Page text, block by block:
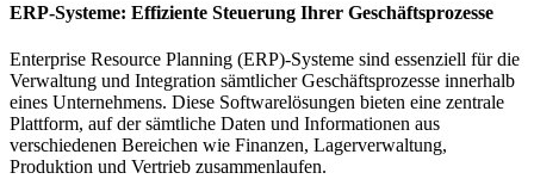
ERP-Systeme: Effiziente Steuerung Ihrer Geschäftsprozesse
Enterprise Resource Planning (ERP)-Systeme sind essenziell für die
Verwaltung und Integration sämtlicher Geschäftsprozesse innerhalb
eines Unternehmens. Diese Softwarelösungen bieten eine zentrale
Plattform, auf der sämtliche Daten und Informationen aus
verschiedenen Bereichen wie Finanzen, Lagerverwaltung,
Produktion und Vertrieb zusammenlaufen.